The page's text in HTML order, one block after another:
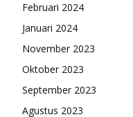
Februari 2024
Januari 2024
November 2023
Oktober 2023
September 2023
Agustus 2023